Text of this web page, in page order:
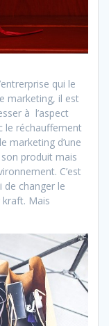
qui le
marketing, il est
à l’aspect
le réchauffement
marketing d’une
produit mais
C’est
changer le
Mais